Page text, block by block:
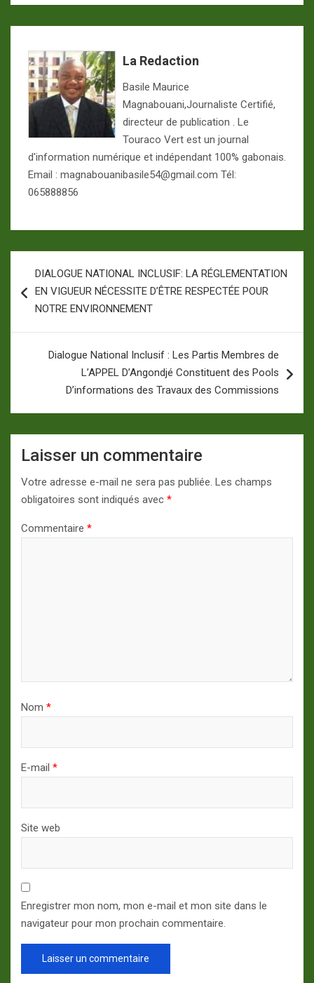
La Redaction
Basile Maurice
Magnabouani,Journaliste Certifié,
directeur de publication . Le
Touraco Vert est un journal
d'information numérique et indépendant 100% gabonais.
Email : magnabouanibasile54@gmail.com Tél:
065888856
de
l’article
DIALOGUE NATIONAL INCLUSIF: LA RÉGLEMENTATION
EN VIGUEUR NÉCESSITE D’ÊTRE RESPECTÉE POUR
NOTRE ENVIRONNEMENT
Dialogue National Inclusif : Les Partis Membres de
L’APPEL D’Angondjé Constituent des Pools
D’informations des Travaux des Commissions
Laisser un commentaire
Votre adresse e-mail ne sera pas publiée. Les champs
obligatoires sont indiqués avec *
Commentaire *
Nom *
E-mail *
Site web
Enregistrer mon nom, mon e-mail et mon site dans le
navigateur pour mon prochain commentaire.